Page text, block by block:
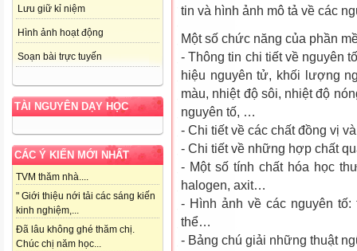
Lưu giữ kỉ niệm
Hình ảnh hoạt động
Soạn bài trực tuyến
TÀI NGUYÊN DẠY HỌC
CÁC Ý KIẾN MỚI NHẤT
TVM thăm nhà....
" Giới thiệu nới tải các sáng kiến
kinh nghiệm,...
Đã lâu không ghé thăm chị.
Chúc chị năm học...
tin và hình ảnh mô tả về các
Một số chức năng của phần
- Thông tin chi tiết về nguyên
hiệu nguyên tử, khối lượng
màu, nhiệt độ sôi, nhiệt độ
nguyên tố, …
- Chi tiết về các chất đồng vị
- Chi tiết về những hợp chất
- Một số tính chất hóa học
halogen, axit…
- Hình ảnh về các nguyên
thể…
- Bảng chú giải những thuật